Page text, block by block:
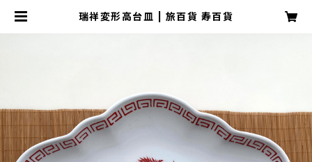
瑞祥変形高台皿 | 旅百貨 寿百貨